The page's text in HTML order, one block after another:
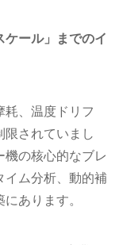
ケール」までのイ
、温度ドリフ
限されていまし
の核心的なブレ
イム分析、動的補
あります。